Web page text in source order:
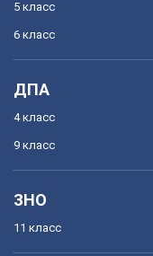
5 класс
6 класс
ДПА
4 класс
9 класс
ЗНО
11 класс